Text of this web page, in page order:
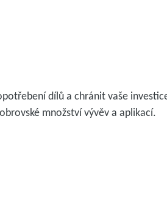
dílů a chránit vaše
množství vývěv a aplikací.